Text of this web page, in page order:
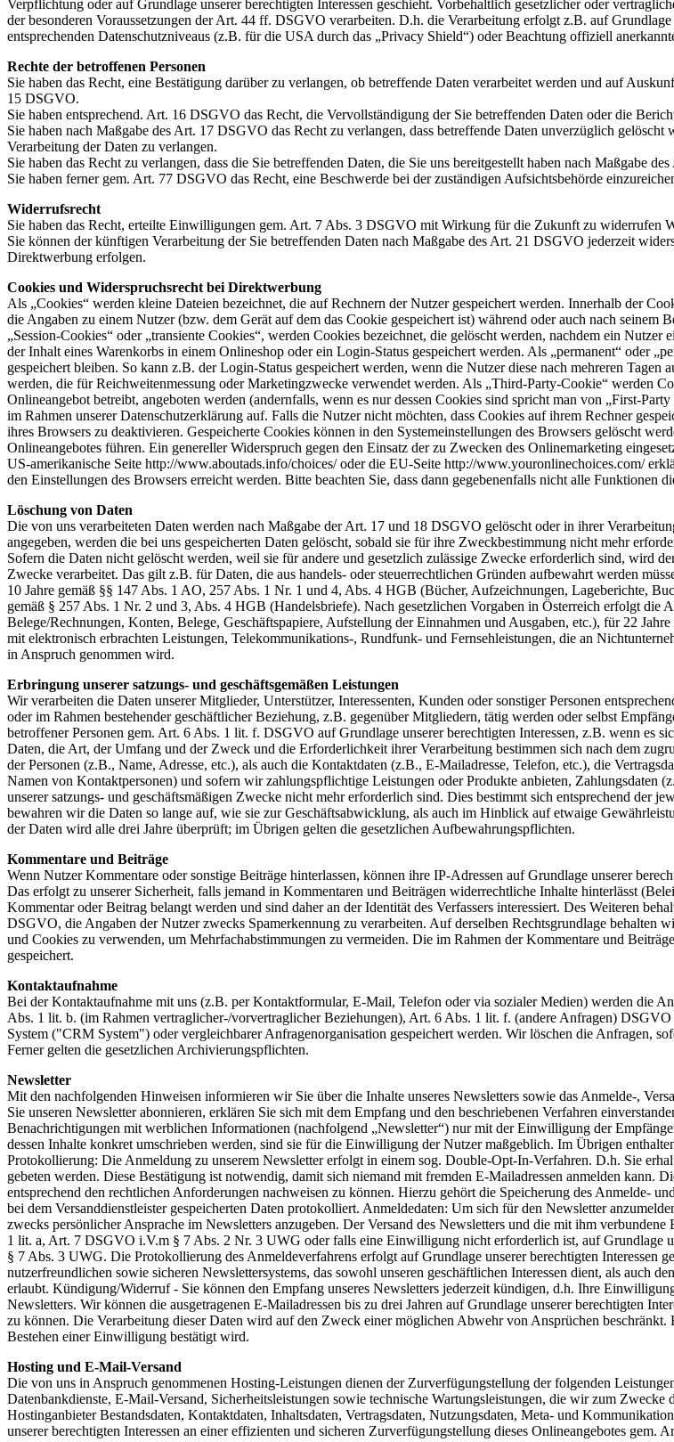
Verpflichtung oder auf Grundlage unserer berechtigten Interessen geschieht. Vorbehaltlich gesetzlicher oder
der besonderen Voraussetzungen der Art. 44 ff. DSGVO verarbeiten. D.h. die Verarbeitung erfolgt z.B. auf
entsprechenden Datenschutzniveaus (z.B. für die USA durch das „Privacy Shield“) oder Beachtung offiziell
Rechte der betroffenen Personen
Sie haben das Recht, eine Bestätigung darüber zu verlangen, ob betreffende Daten verarbeitet werden und auf
15 DSGVO.
Sie haben entsprechend. Art. 16 DSGVO das Recht, die Vervollständigung der Sie betreffenden Daten oder die
Sie haben nach Maßgabe des Art. 17 DSGVO das Recht zu verlangen, dass betreffende Daten unverzüglich
Verarbeitung der Daten zu verlangen.
Sie haben das Recht zu verlangen, dass die Sie betreffenden Daten, die Sie uns bereitgestellt haben nach Maßgabe
Sie haben ferner gem. Art. 77 DSGVO das Recht, eine Beschwerde bei der zuständigen Aufsichtsbehörde
Widerrufsrecht
Sie haben das Recht, erteilte Einwilligungen gem. Art. 7 Abs. 3 DSGVO mit Wirkung für die Zukunft zu widerrufen
Sie können der künftigen Verarbeitung der Sie betreffenden Daten nach Maßgabe des Art. 21 DSGVO jederzeit
Direktwerbung erfolgen.
Cookies und Widerspruchsrecht bei Direktwerbung
Als „Cookies“ werden kleine Dateien bezeichnet, die auf Rechnern der Nutzer gespeichert werden. Innerhalb der
die Angaben zu einem Nutzer (bzw. dem Gerät auf dem das Cookie gespeichert ist) während oder auch nach seinem
„Session-Cookies“ oder „transiente Cookies“, werden Cookies bezeichnet, die gelöscht werden, nachdem ein
der Inhalt eines Warenkorbs in einem Onlineshop oder ein Login-Status gespeichert werden. Als „permanent“ oder
gespeichert bleiben. So kann z.B. der Login-Status gespeichert werden, wenn die Nutzer diese nach mehreren
werden, die für Reichweitenmessung oder Marketingzwecke verwendet werden. Als „Third-Party-Cookie“ werden
Onlineangebot betreibt, angeboten werden (andernfalls, wenn es nur dessen Cookies sind spricht man von „First-
im Rahmen unserer Datenschutzerklärung auf. Falls die Nutzer nicht möchten, dass Cookies auf ihrem Rechner
ihres Browsers zu deaktivieren. Gespeicherte Cookies können in den Systemeinstellungen des Browsers gelöscht
Onlineangebotes führen. Ein genereller Widerspruch gegen den Einsatz der zu Zwecken des Onlinemarketing
US-amerikanische Seite http://www.aboutads.info/choices/ oder die EU-Seite http://www.youronlinechoices.com/
den Einstellungen des Browsers erreicht werden. Bitte beachten Sie, dass dann gegebenenfalls nicht alle Funktionen
Löschung von Daten
Die von uns verarbeiteten Daten werden nach Maßgabe der Art. 17 und 18 DSGVO gelöscht oder in ihrer
angegeben, werden die bei uns gespeicherten Daten gelöscht, sobald sie für ihre Zweckbestimmung nicht mehr
Sofern die Daten nicht gelöscht werden, weil sie für andere und gesetzlich zulässige Zwecke erforderlich sind, wird
Zwecke verarbeitet. Das gilt z.B. für Daten, die aus handels- oder steuerrechtlichen Gründen aufbewahrt werden
10 Jahre gemäß §§ 147 Abs. 1 AO, 257 Abs. 1 Nr. 1 und 4, Abs. 4 HGB (Bücher, Aufzeichnungen, Lageberichte,
gemäß § 257 Abs. 1 Nr. 2 und 3, Abs. 4 HGB (Handelsbriefe). Nach gesetzlichen Vorgaben in Österreich erfolgt
Belege/Rechnungen, Konten, Belege, Geschäftspapiere, Aufstellung der Einnahmen und Ausgaben, etc.), für 22
mit elektronisch erbrachten Leistungen, Telekommunikations-, Rundfunk- und Fernsehleistungen, die an
in Anspruch genommen wird.
Erbringung unserer satzungs- und geschäftsgemäßen Leistungen
Wir verarbeiten die Daten unserer Mitglieder, Unterstützer, Interessenten, Kunden oder sonstiger Personen
oder im Rahmen bestehender geschäftlicher Beziehung, z.B. gegenüber Mitgliedern, tätig werden oder selbst
betroffener Personen gem. Art. 6 Abs. 1 lit. f. DSGVO auf Grundlage unserer berechtigten Interessen, z.B. wenn es
Daten, die Art, der Umfang und der Zweck und die Erforderlichkeit ihrer Verarbeitung bestimmen sich nach dem
der Personen (z.B., Name, Adresse, etc.), als auch die Kontaktdaten (z.B., E-Mailadresse, Telefon, etc.), die
Namen von Kontaktpersonen) und sofern wir zahlungspflichtige Leistungen oder Produkte anbieten,
unserer satzungs- und geschäftsmäßigen Zwecke nicht mehr erforderlich sind. Dies bestimmt sich entsprechend der
bewahren wir die Daten so lange auf, wie sie zur Geschäftsabwicklung, als auch im Hinblick auf etwaige
der Daten wird alle drei Jahre überprüft; im Übrigen gelten die gesetzlichen Aufbewahrungspflichten.
Kommentare und Beiträge
Wenn Nutzer Kommentare oder sonstige Beiträge hinterlassen, können ihre IP-Adressen auf Grundlage unserer
Das erfolgt zu unserer Sicherheit, falls jemand in Kommentaren und Beiträgen widerrechtliche Inhalte hinterlässt
Kommentar oder Beitrag belangt werden und sind daher an der Identität des Verfassers interessiert. Des Weiteren
DSGVO, die Angaben der Nutzer zwecks Spamerkennung zu verarbeiten. Auf derselben Rechtsgrundlage
und Cookies zu verwenden, um Mehrfachabstimmungen zu vermeiden. Die im Rahmen der Kommentare und
gespeichert.
Kontaktaufnahme
Bei der Kontaktaufnahme mit uns (z.B. per Kontaktformular, E-Mail, Telefon oder via sozialer Medien) werden die
Abs. 1 lit. b. (im Rahmen vertraglicher-/vorvertraglicher Beziehungen), Art. 6 Abs. 1 lit. f. (andere Anfragen)
System ("CRM System") oder vergleichbarer Anfragenorganisation gespeichert werden. Wir löschen die Anfragen,
Ferner gelten die gesetzlichen Archivierungspflichten.
Newsletter
Mit den nachfolgenden Hinweisen informieren wir Sie über die Inhalte unseres Newsletters sowie das Anmelde-,
Sie unseren Newsletter abonnieren, erklären Sie sich mit dem Empfang und den beschriebenen Verfahren
Benachrichtigungen mit werblichen Informationen (nachfolgend „Newsletter“) nur mit der Einwilligung der
dessen Inhalte konkret umschrieben werden, sind sie für die Einwilligung der Nutzer maßgeblich. Im Übrigen
Protokollierung: Die Anmeldung zu unserem Newsletter erfolgt in einem sog. Double-Opt-In-Verfahren. D.h. Sie
gebeten werden. Diese Bestätigung ist notwendig, damit sich niemand mit fremden E-Mailadressen anmelden kann.
entsprechend den rechtlichen Anforderungen nachweisen zu können. Hierzu gehört die Speicherung des Anmelde-
bei dem Versanddienstleister gespeicherten Daten protokolliert. Anmeldedaten: Um sich für den Newsletter
zwecks persönlicher Ansprache im Newsletters anzugeben. Der Versand des Newsletters und die mit ihm
1 lit. a, Art. 7 DSGVO i.V.m § 7 Abs. 2 Nr. 3 UWG oder falls eine Einwilligung nicht erforderlich ist, auf Grundlage
§ 7 Abs. 3 UWG. Die Protokollierung des Anmeldeverfahrens erfolgt auf Grundlage unserer berechtigten Interessen
nutzerfreundlichen sowie sicheren Newslettersystems, das sowohl unseren geschäftlichen Interessen dient, als auch
erlaubt. Kündigung/Widerruf - Sie können den Empfang unseres Newsletters jederzeit kündigen, d.h. Ihre
Newsletters. Wir können die ausgetragenen E-Mailadressen bis zu drei Jahren auf Grundlage unserer berechtigten
zu können. Die Verarbeitung dieser Daten wird auf den Zweck einer möglichen Abwehr von Ansprüchen
Bestehen einer Einwilligung bestätigt wird.
Hosting und E-Mail-Versand
Die von uns in Anspruch genommenen Hosting-Leistungen dienen der Zurverfügungstellung der folgenden
Datenbankdienste, E-Mail-Versand, Sicherheitsleistungen sowie technische Wartungsleistungen, die wir zum
Hostinganbieter Bestandsdaten, Kontaktdaten, Inhaltsdaten, Vertragsdaten, Nutzungsdaten, Meta- und
unserer berechtigten Interessen an einer effizienten und sicheren Zurverfügungstellung dieses Onlineangebotes